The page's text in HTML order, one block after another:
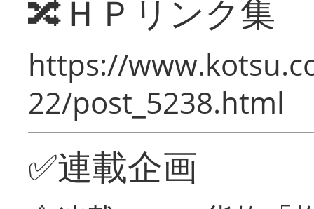
🔀ＨＰリンク集
https://
22/post_5238.html
✅連載企画